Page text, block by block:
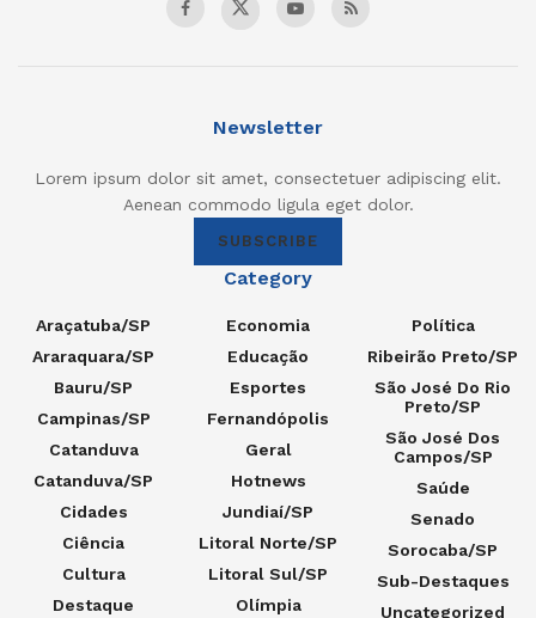
Newsletter
Lorem ipsum dolor sit amet, consectetuer adipiscing elit.
Aenean commodo ligula eget dolor.
SUBSCRIBE
Category
Araçatuba/SP
Araraquara/SP
Bauru/SP
Campinas/SP
Catanduva
Catanduva/SP
Cidades
Ciência
Cultura
Destaque
Economia
Educação
Esportes
Fernandópolis
Geral
Hotnews
Jundiaí/SP
Litoral Norte/SP
Litoral Sul/SP
Olímpia
Política
Ribeirão Preto/SP
São José Do Rio
Preto/SP
São José Dos
Campos/SP
Saúde
Senado
Sorocaba/SP
Sub-Destaques
Uncategorized